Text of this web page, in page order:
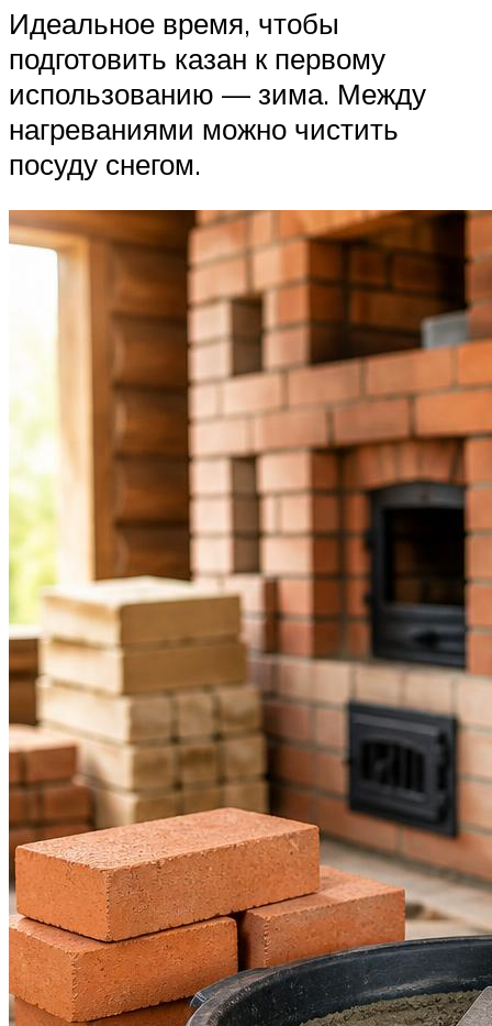
Идеальное время, чтобы
подготовить казан к первому
использованию — зима. Между
нагреваниями можно чистить
посуду снегом.